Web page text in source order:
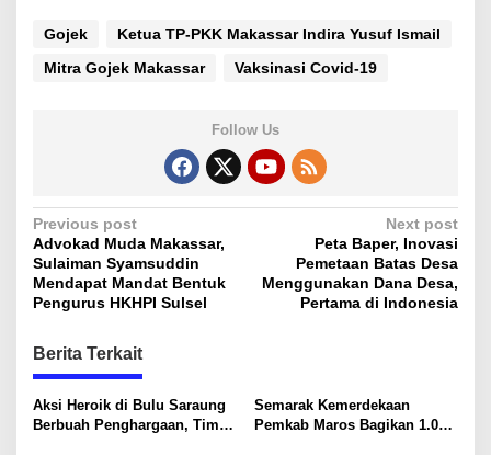
Gojek
Ketua TP-PKK Makassar Indira Yusuf Ismail
Mitra Gojek Makassar
Vaksinasi Covid-19
Follow Us
P
o
s
n
a
v
Previous post
Advokad Muda Makassar,
Sulaiman Syamsuddin
Mendapat Mandat Bentuk
Pengurus HKHPI Sulsel
Next post
Peta Baper, Inovasi
Pemetaan Batas Desa
Menggunakan Dana Desa,
Pertama di Indonesia
Berita Terkait
Aksi Heroik di Bulu Saraung
Berbuah Penghargaan, Tim
Semarak Kemerdekaan
Pemkab Maros Bagikan 1.000